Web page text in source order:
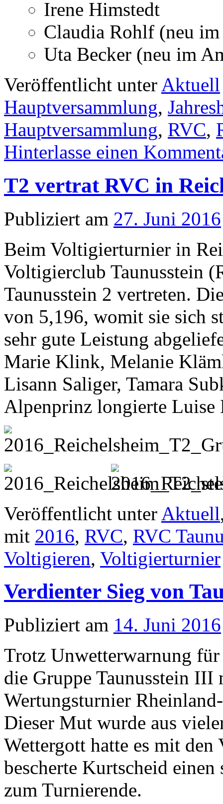
Irene Himstedt
Claudia Rohlf (neu
Uta Becker (neu im
Veröffentlicht unter Aktuell
Hauptversammlung,
Hauptversammlung, RVC,
Hinterlasse einen
T2 vertrat RVC in
Publiziert am 27. Juni 2016
Beim Voltigierturnier in
Voltigierclub Taunusstein
Taunusstein 2 vertreten.
von 5,196, womit sie sich
sehr gute Leistung
Marie Klink, Melanie
Lisann Saliger, Tamara
Alpenprinz longierte Luise
Veröffentlicht unter Aktuell
mit 2016, RVC, RVC
Voltigieren, Voltigierturnier
Verdienter Sieg von
Publiziert am 14. Juni 2016
Trotz Unwetterwarnung
die Gruppe Taunusstein
Wertungsturnier
Dieser Mut wurde aus
Wettergott hatte es mit
bescherte Kurtscheid
zum Turnierende.